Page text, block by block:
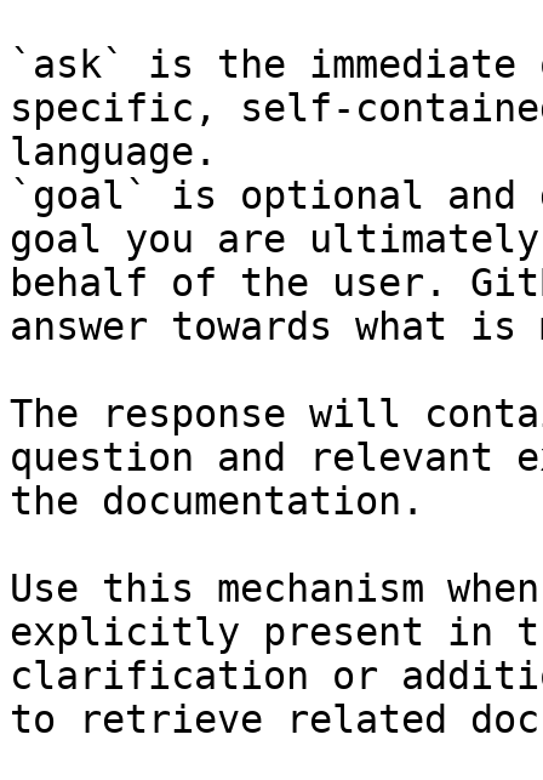
`ask` is the
specific, self-
language.
`goal` is optional and
goal you are
behalf of the user.
answer towards what
The response will
question and relevant
the documentation.
Use this mechanism
explicitly present in
clarification or